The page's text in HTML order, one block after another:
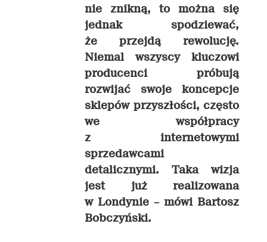
nie znikną, to można się
jednak spodziewać,
że przejdą rewolucję.
Niemal wszyscy kluczowi
producenci próbują
rozwijać swoje koncepcje
sklepów przyszłości, często
we współpracy
z internetowymi
sprzedawcami
detalicznymi. Taka wizja
jest już realizowana
w Londynie – mówi Bartosz
Bobczyński.